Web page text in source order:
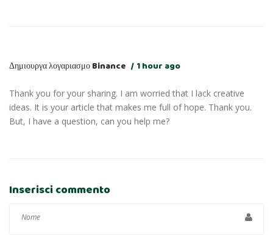
Δημιουργα λογαριασμο Binance 1 hour ago
Thank you for your sharing. I am worried that I lack creative
ideas. It is your article that makes me full of hope. Thank you.
But, I have a question, can you help me?
Inserisci commento